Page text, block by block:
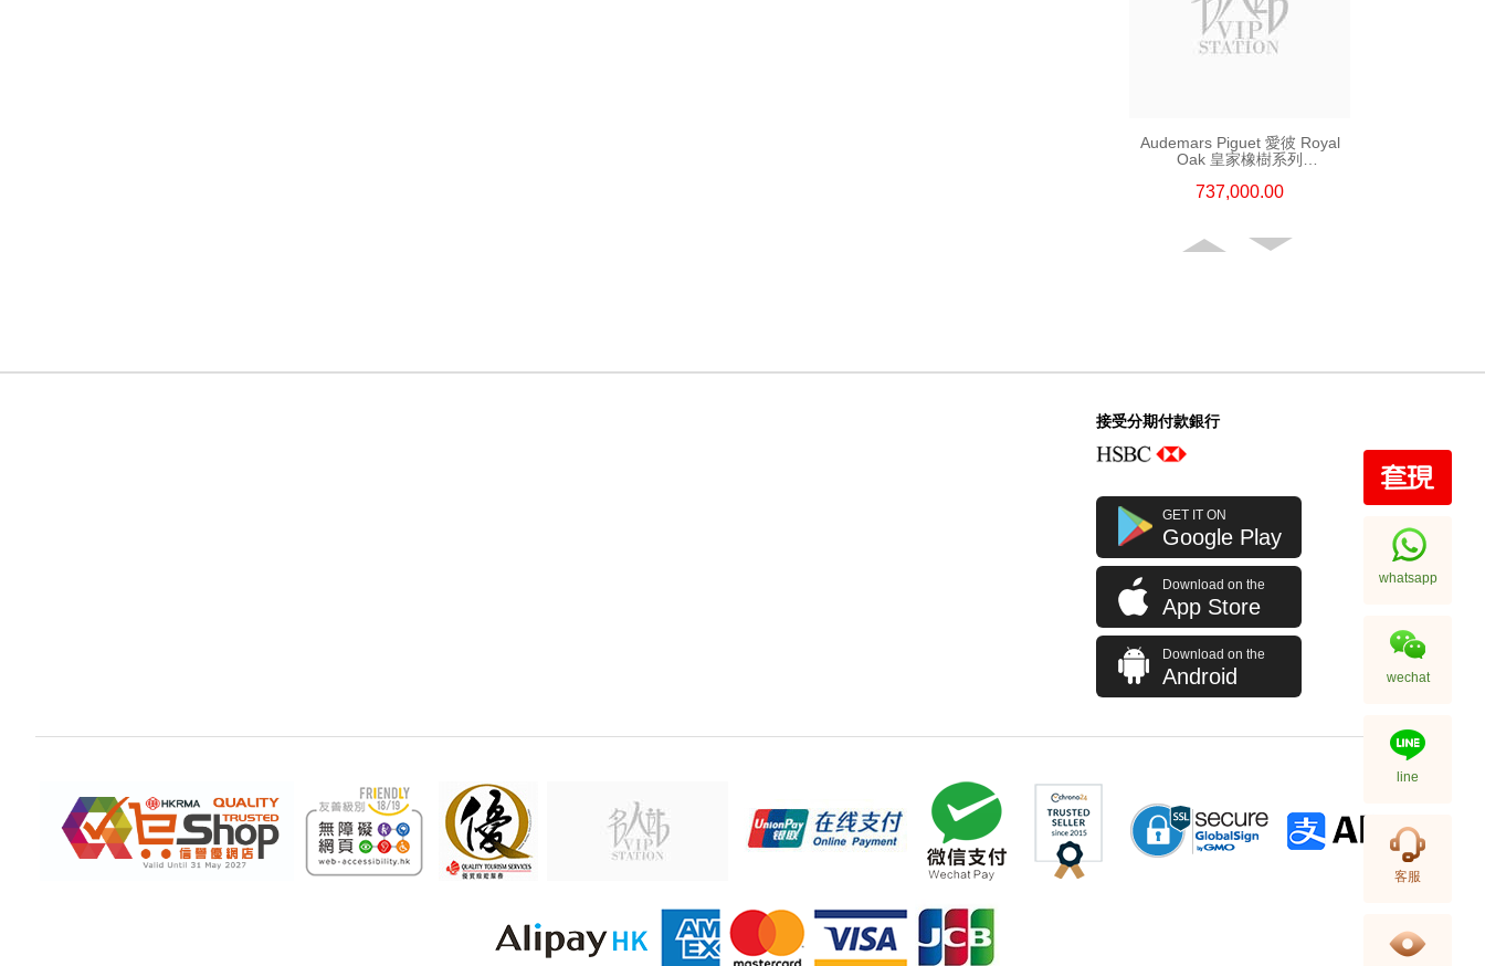
Audemars Piguet 愛彼 Royal
Oak 皇家橡樹系列
737,000.00
Audemars Piguet 愛彼 Royal
Oak Offshore 皇家橡樹離岸系列
219,000.00
接受分期付款銀行
GET IT ON
Google Play
Download on the
App Store
Download on the
Android
whatsapp
wechat
line
客服